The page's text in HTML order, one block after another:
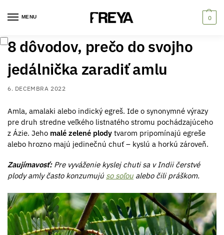
MENU 0
8 dôvodov, prečo do svojho
jedálnička zaradiť amlu
6. DECEMBRA 2022
Amla, amalaki alebo indický egreš. Ide o synonymné výrazy
pre druh stredne veľkého listnatého stromu pochádzajúceho
z Ázie. Jeho malé zelené plody tvarom pripomínajú egreše
alebo hrozno majú jedinečnú chuť – kyslú a horkú zároveň.
Zaujímavosť: Pre vyváženie kyslej chuti sa v Indii čerstvé
plody amly často konzumujú so soľou alebo čili práškom.